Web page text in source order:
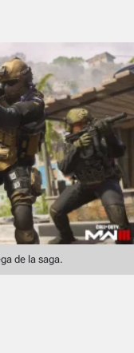
de la saga.